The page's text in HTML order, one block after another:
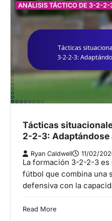
ANÁLISIS TÁCTICO DE 3-2-2-
Tácticas
2-2-3: Adaptándose
Ryan Caldwell 11/02/
La formación 3-2-2-3
fútbol que combina una
defensiva con la
Read More